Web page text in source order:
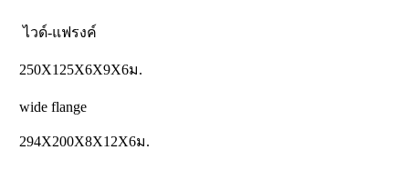
ไวด์-แฟรงค์
250X125X6X9X6ม.
wide flange
294X200X8X12X6ม.